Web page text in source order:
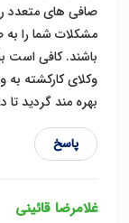
صافی های متعدد
مشکلات شما را به
باشند. کافی است
وکلای کارکشته به
بهره مند گردید
پاسخ
غلامرضا قائینی